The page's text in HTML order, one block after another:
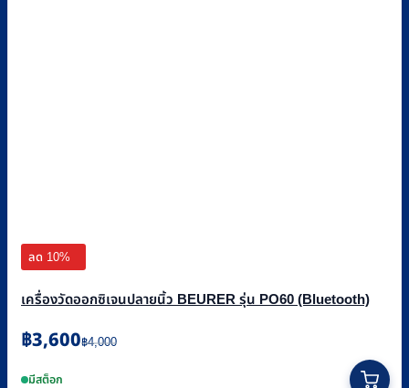
ลด 10%
เครื่องวัดออกซิเจนปลายนิ้ว BEURER รุ่น PO60 (Bluetooth)
฿4,000
Original
price
was:
฿3,600
Current
price
is:มีสต็อก